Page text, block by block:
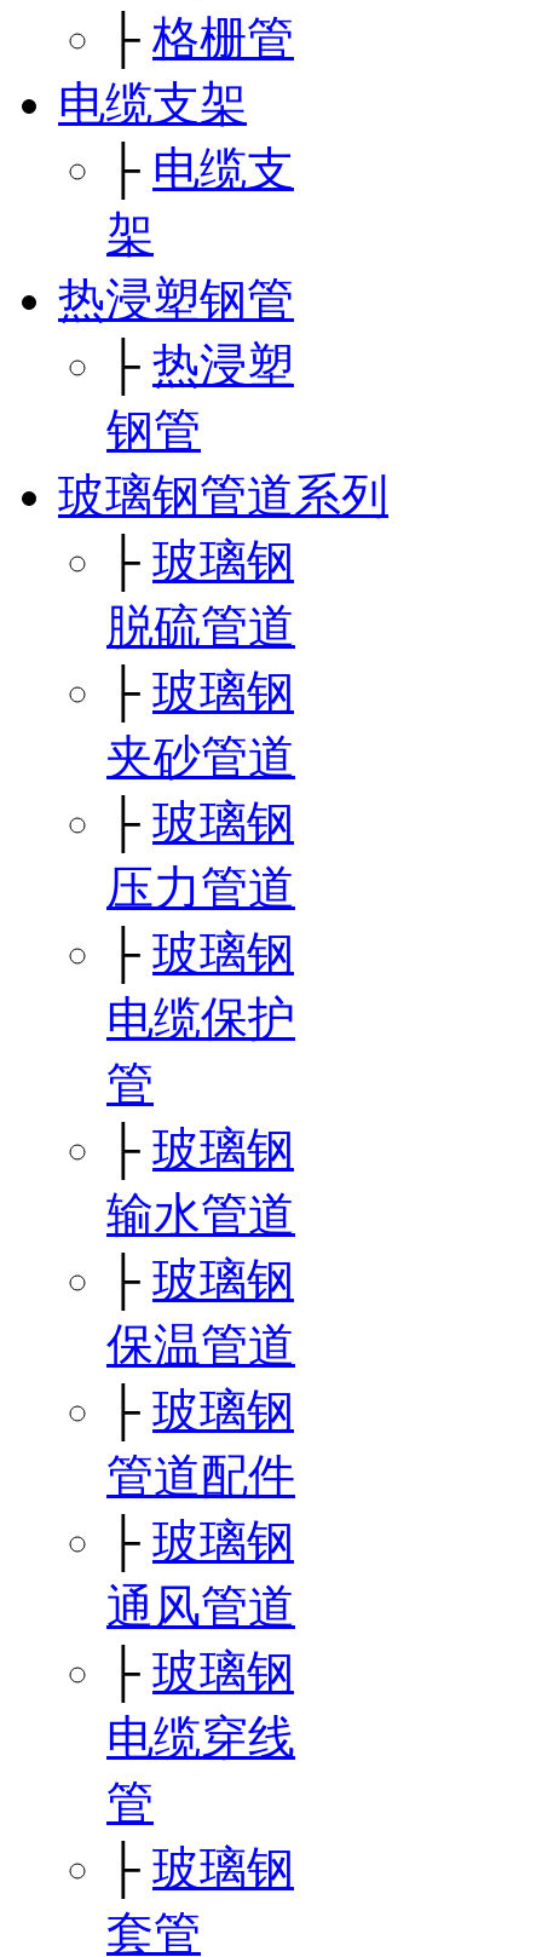
├ 格栅管
电缆支架
├ 电缆支
架
热浸塑钢管
├ 热浸塑
钢管
玻璃钢管道系列
├ 玻璃钢
脱硫管道
├ 玻璃钢
夹砂管道
├ 玻璃钢
压力管道
├ 玻璃钢
电缆保护
管
├ 玻璃钢
输水管道
├ 玻璃钢
保温管道
├ 玻璃钢
管道配件
├ 玻璃钢
通风管道
├ 玻璃钢
电缆穿线
管
├ 玻璃钢
套管